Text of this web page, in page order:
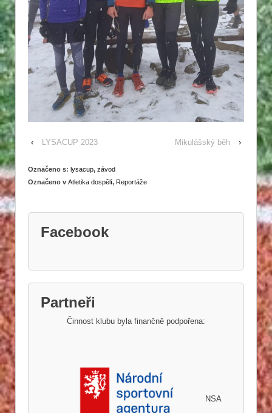
‹ LYSACUP 2023 Mikulášský běh ›
Označeno s: lysacup, závod
Označeno v Atletika dospělí, Reportáže
Facebook
Partneři
Činnost klubu byla finančně podpořena:
NSA